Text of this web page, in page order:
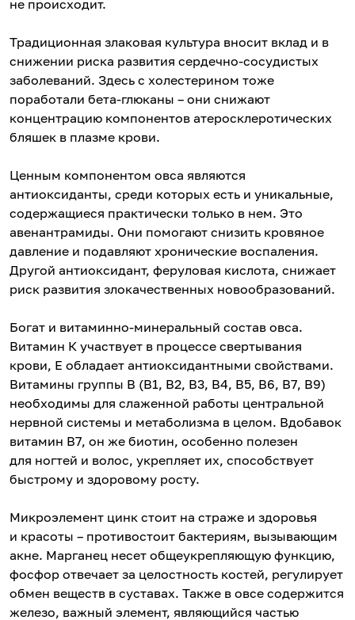
не происходит.
Традиционная злаковая культура вносит вклад и в
снижении риска развития сердечно-сосудистых
заболеваний. Здесь с холестерином тоже
поработали бета-глюканы – они снижают
концентрацию компонентов атеросклеротических
бляшек в плазме крови.
Ценным компонентом овса являются
антиоксиданты, среди которых есть и уникальные,
содержащиеся практически только в нем. Это
авенантрамиды. Они помогают снизить кровяное
давление и подавляют хронические воспаления.
Другой антиоксидант, феруловая кислота, снижает
риск развития злокачественных новообразований.
Богат и витаминно-минеральный состав овса.
Витамин К участвует в процессе свертывания
крови, Е обладает антиоксидантными свойствами.
Витамины группы В (В1, В2, В3, В4, В5, В6, В7, В9)
необходимы для слаженной работы центральной
нервной системы и метаболизма в целом. Вдобавок
витамин В7, он же биотин, особенно полезен
для ногтей и волос, укрепляет их, способствует
быстрому и здоровому росту.
Микроэлемент цинк стоит на страже и здоровья
и красоты – противостоит бактериям, вызывающим
акне. Марганец несет общеукрепляющую функцию,
фосфор отвечает за целостность костей, регулирует
обмен веществ в суставах. Также в овсе содержится
железо, важный элемент, являющийся частью